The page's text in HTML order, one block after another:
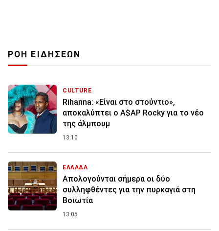
ΡΟΗ ΕΙΔΗΣΕΩΝ
CULTURE
Rihanna: «Είναι στο στούντιο»,
αποκαλύπτει ο A$AP Rocky για το νέο
της άλμπουμ
13:10
ΕΛΛΑΔΑ
Απολογούνται σήμερα οι δύο
συλληφθέντες για την πυρκαγιά στη
Βοιωτία
13:05